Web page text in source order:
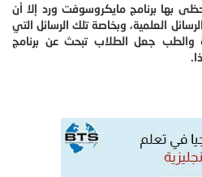
بها برنامج مايكروسوفت ورد إلا أن
العلمية، وبخاصة تلك الرسائل التي
والطب جعل الطلاب تبحث عن برنامج